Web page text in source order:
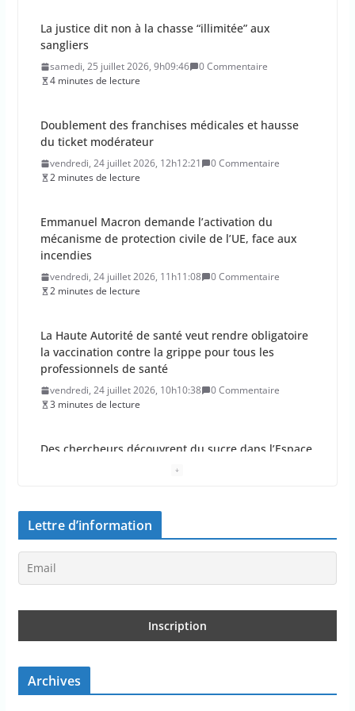
Doublement des franchises médicales et hausse
du ticket modérateur
vendredi, 24 juillet 2026, 12h12:21
0 Commentaire
2 minutes de lecture
Emmanuel Macron demande l’activation du
mécanisme de protection civile de l’UE, face aux
incendies
vendredi, 24 juillet 2026, 11h11:08
La Haute Autorité de santé veut rendre obligatoire
la vaccination contre la grippe pour tous les
professionnels de santé
vendredi, 24 juillet 2026, 10h10:38
Des chercheurs découvrent du sucre dans l’Espace
!
vendredi, 24 juillet 2026, 9h09:30
0 Commentaire
1 minutes de lecture
La percée du scarabée japonais inquiète les
hectares en France
jeudi, 23 juillet 2026, 10h10:30
0 Commentaire
Les députés approuvent les viols en série sur les
jeudi, 23 juillet 2026, 9h09:08
2 minutes de lecture
Lettre d’information
Archives